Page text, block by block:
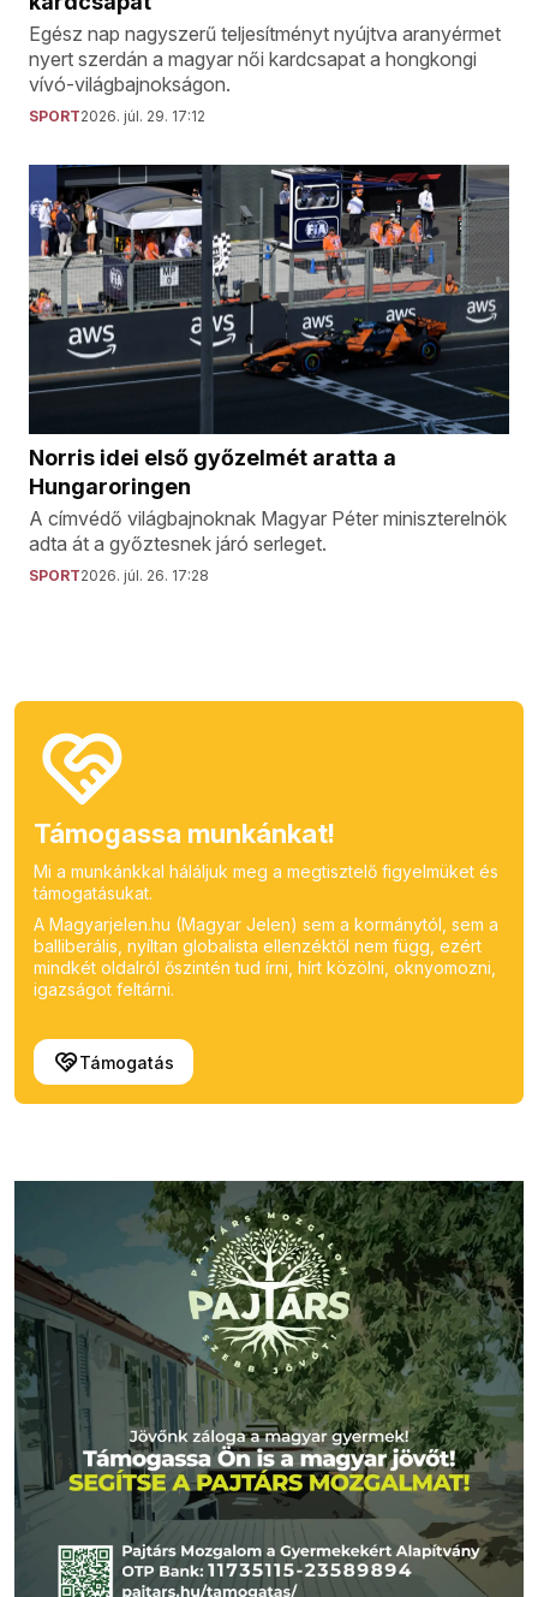
Egész nap nagyszerű teljesítményt nyújtva aranyérmet
nyert szerdán a magyar női kardcsapat a hongkongi
vívó-világbajnokságon.
SPORT2026. júl. 29. 17:12
Norris idei első győzelmét aratta a
Hungaroringen
A címvédő világbajnoknak Magyar Péter miniszterelnök
adta át a győztesnek járó serleget.
SPORT2026. júl. 26. 17:28
Támogassa munkánkat!
Mi a munkánkkal háláljuk meg a megtisztelő figyelmüket és
támogatásukat.
A Magyarjelen.hu (Magyar Jelen) sem a kormánytól, sem a
balliberális, nyíltan globalista ellenzéktől nem függ, ezért
mindkét oldalról őszintén tud írni, hírt közölni, oknyomozni,
igazságot feltárni.
Támogatás